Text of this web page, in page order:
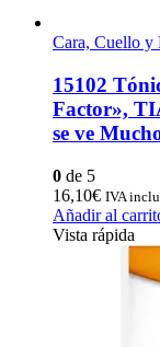
Cara, Cuello y
15102
Factor»,
se ve
0 de 5
16,10€ IVA
Añadir al
Vista rápida